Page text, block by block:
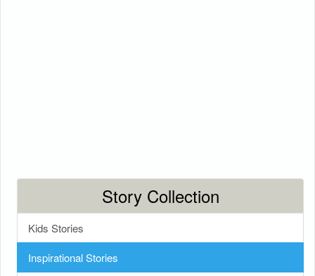
Story Collection
Kids Stories
Inspirational Stories